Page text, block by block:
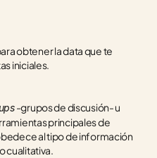
obtener la data que te
iniciales.
-grupos de discusión- u
principales de
al tipo de información
cualitativa.